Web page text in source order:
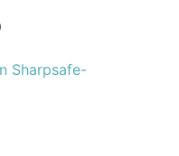
Sharpsafe-